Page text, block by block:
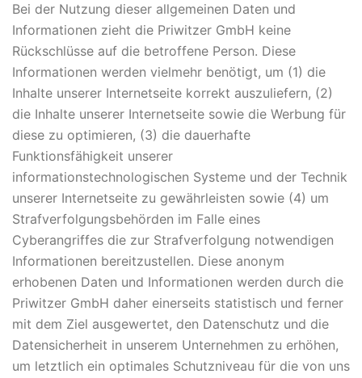
Bei der Nutzung dieser allgemeinen Daten und
Informationen zieht die Priwitzer GmbH keine
Rückschlüsse auf die betroffene Person. Diese
Informationen werden vielmehr benötigt, um (1) die
Inhalte unserer Internetseite korrekt auszuliefern, (2)
die Inhalte unserer Internetseite sowie die Werbung für
diese zu optimieren, (3) die dauerhafte
Funktionsfähigkeit unserer
informationstechnologischen Systeme und der Technik
unserer Internetseite zu gewährleisten sowie (4) um
Strafverfolgungsbehörden im Falle eines
Cyberangriffes die zur Strafverfolgung notwendigen
Informationen bereitzustellen. Diese anonym
erhobenen Daten und Informationen werden durch die
Priwitzer GmbH daher einerseits statistisch und ferner
mit dem Ziel ausgewertet, den Datenschutz und die
Datensicherheit in unserem Unternehmen zu erhöhen,
um letztlich ein optimales Schutzniveau für die von uns